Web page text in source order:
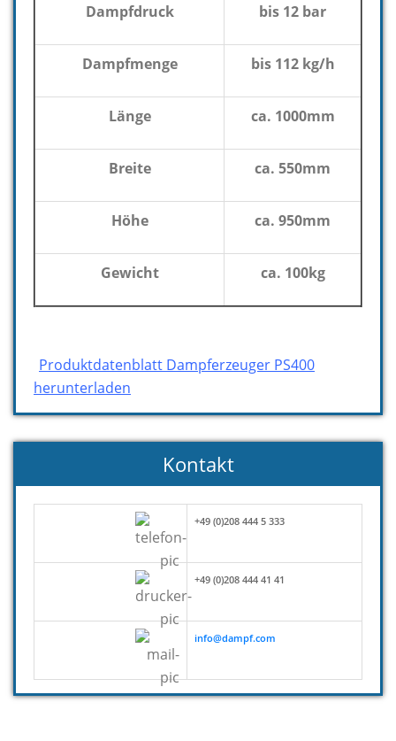
Dampfdruck bis 12 bar
Dampfmenge bis 112 kg/h
Länge ca. 1000mm
Breite ca. 550mm
Höhe ca. 950mm
Gewicht ca. 100kg
Produktdatenblatt Dampferzeuger PS400
herunterladen
Kontakt
+49 (0)208 444 5 333
+49 (0)208 444 41 41
info@dampf.com